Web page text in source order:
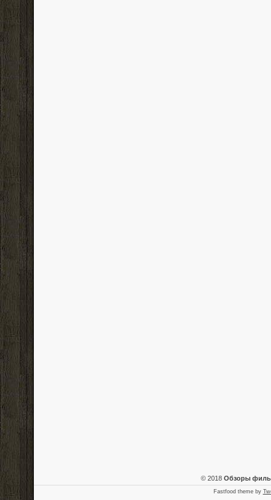
© 2018 Обзоры
Fastfood theme by